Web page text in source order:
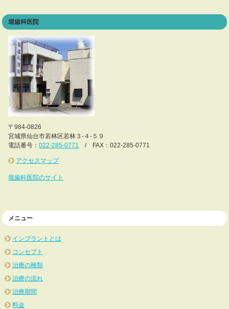
堀歯科医院
〒984-0826
宮城県仙台市若林区若林３-４-５９
電話番号：022-285-0771 / FAX：022-285-0771
アクセスマップ
堀歯科医院のサイト
メニュー
インプラントとは
コンセプト
治療の種類
治療の流れ
治療期間
料金